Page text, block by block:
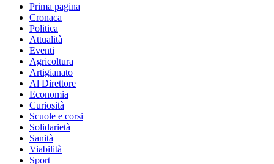
Prima pagina
Cronaca
Politica
Attualità
Eventi
Agricoltura
Artigianato
Al Direttore
Economia
Curiosità
Scuole e corsi
Solidarietà
Sanità
Viabilità
Sport